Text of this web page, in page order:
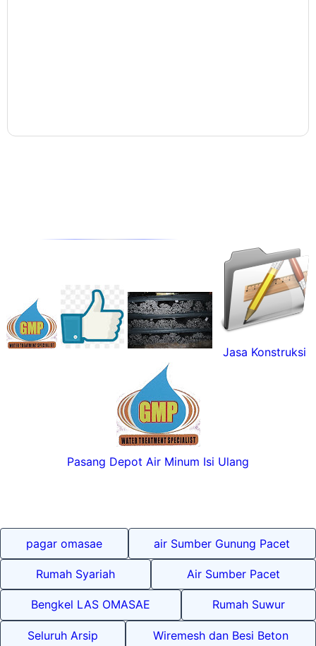
Jasa Konstruksi
Pasang Depot Air Minum Isi Ulang
pagar omasae air Sumber Gunung Pacet
Rumah Syariah Air Sumber Pacet
Bengkel LAS OMASAE Rumah Suwur
Seluruh Arsip Wiremesh dan Besi Beton